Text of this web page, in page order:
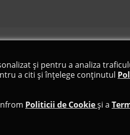
și pentru a analiza
a citi și înțelege conținutul
Politicii de Cookieși a